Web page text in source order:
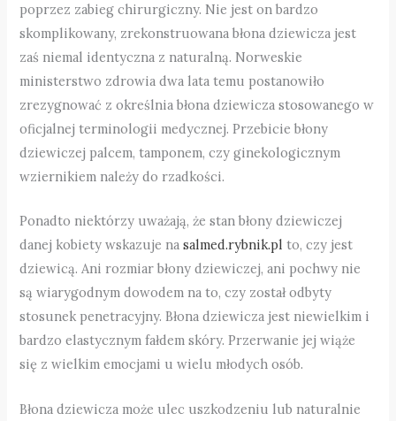
poprzez zabieg chirurgiczny. Nie jest on bardzo
skomplikowany, zrekonstruowana błona dziewicza jest
zaś niemal identyczna z naturalną. Norweskie
ministerstwo zdrowia dwa lata temu postanowiło
zrezygnować z określnia błona dziewicza stosowanego w
oficjalnej terminologii medycznej. Przebicie błony
dziewiczej palcem, tamponem, czy ginekologicznym
wziernikiem należy do rzadkości.
Ponadto niektórzy uważają, że stan błony dziewiczej
danej kobiety wskazuje nasalmed.rybnik.pl to, czy jest
dziewicą. Ani rozmiar błony dziewiczej, ani pochwy nie
są wiarygodnym dowodem na to, czy został odbyty
stosunek penetracyjny. Błona dziewicza jest niewielkim i
bardzo elastycznym fałdem skóry. Przerwanie jej wiąże
się z wielkim emocjami u wielu młodych osób.
Błona dziewicza może ulec uszkodzeniu lub naturalnie